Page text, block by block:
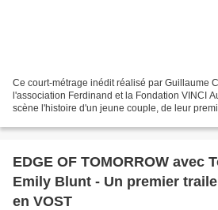
Ce court-métrage inédit réalisé par Guillaume
l'association Ferdinand et la Fondation VINCI
scène l'histoire d'un jeune couple, de leur
EDGE OF TOMORROW avec
Emily Blunt - Un premier
en VOST